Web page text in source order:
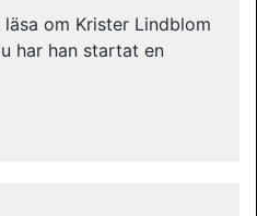
om Krister Lindblom
har han startat en